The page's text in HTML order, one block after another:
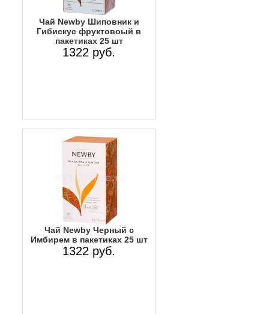
Чай Newby Шиповник и
Гибискус фруктовоый в
пакетиках 25 шт
1322 руб.
Чай Newby Черный с
Имбирем в пакетиках 25 шт
1322 руб.